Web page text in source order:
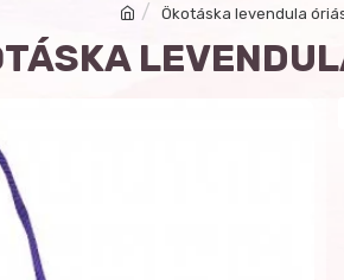
Ökotáska levendula